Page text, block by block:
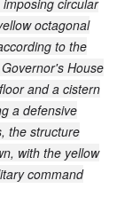
circular
octagonal
to the
House
and a cistern
a defensive
the structure
with the yellow
command